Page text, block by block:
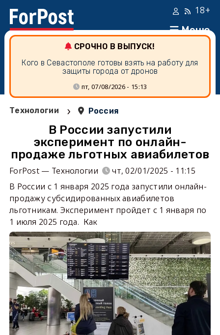
Меню
18+
СРОЧНО В ВЫПУСК!
Кого в Севастополе готовы взять на работу для
защиты города от дронов
пт, 07/08/2026 - 15:13
Технологии › Россия
В России запустили
эксперимент по онлайн-
продаже льготных авиабилетов
ForPost — Технологии
чт, 02/01/2025 - 11:15
В России с 1 января 2025 года запустили онлайн-
продажу субсидированных авиабилетов
льготникам. Эксперимент пройдет с 1 января по
1 июля 2025 года. Как